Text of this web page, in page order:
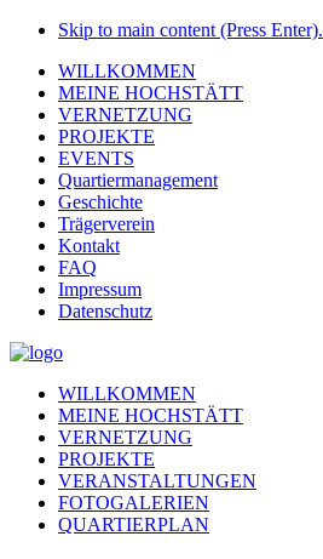
Skip to main content (Press Enter).
WILLKOMMEN
MEINE HOCHSTÄTT
VERNETZUNG
PROJEKTE
EVENTS
Quartiermanagement
Geschichte
Trägerverein
Kontakt
FAQ
Impressum
Datenschutz
WILLKOMMEN
MEINE HOCHSTÄTT
VERNETZUNG
PROJEKTE
VERANSTALTUNGEN
FOTOGALERIEN
QUARTIERPLAN